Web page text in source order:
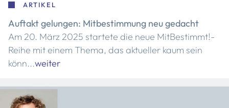
ARTIKEL
Auftakt gelungen: Mitbestimmung neu gedacht
Am 20. März 2025 startete die neue MitBestimmt!-
Reihe mit einem Thema, das aktueller kaum sein
könn...weiter